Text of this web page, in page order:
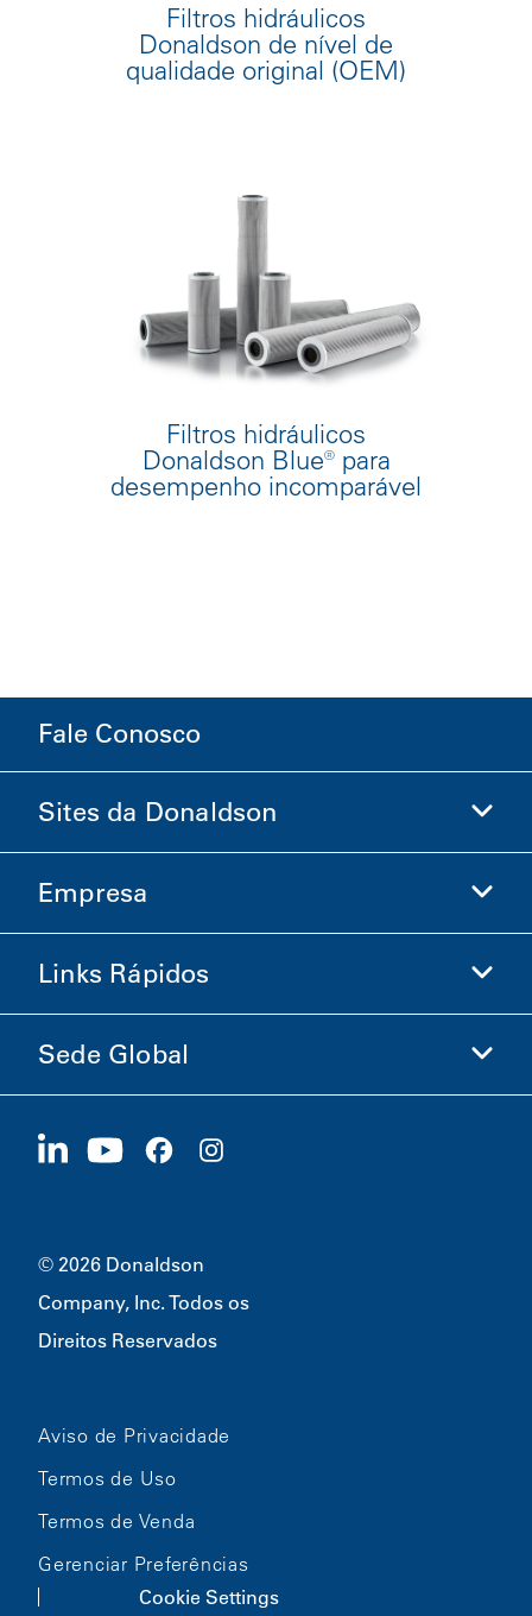
Filtros hidráulicos
Donaldson de nível de
qualidade original (OEM)
Filtros hidráulicos
Donaldson Blue® para
desempenho incomparável
Fale Conosco
Sites da Donaldson
Donaldson Life Sciences
Empresa
Informações sobre a Empresa
Carreiras
Links Rápidos
Investidores
Sustentabilidade
Sede Global
1400 W 94th Street
© 2026 Donaldson
Company, Inc. Todos os
Direitos Reservados
Aviso de Privacidade
Termos de Uso
Termos de Venda
Gerenciar Preferências
Cookie Settings